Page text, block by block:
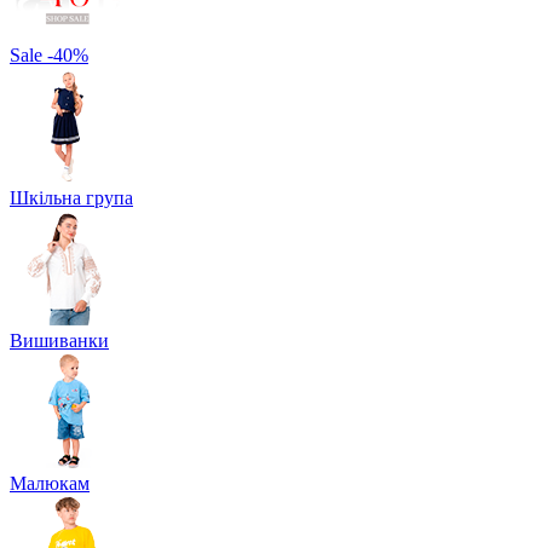
Sale -40%
Шкільна група
Вишиванки
Малюкам